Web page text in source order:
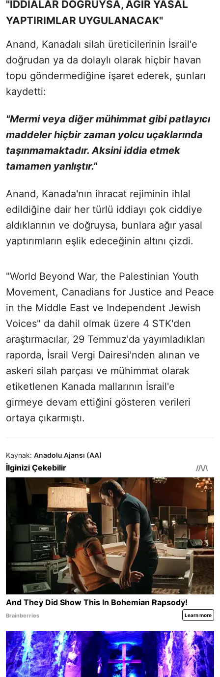
"İDDİALAR DOĞRUYSA, AĞIR YASAL
YAPTIRIMLAR UYGULANACAK"
Anand, Kanadalı silah üreticilerinin İsrail'e
doğrudan ya da dolaylı olarak hiçbir havan
topu göndermediğine işaret ederek, şunları
kaydetti:
"Mermi veya diğer mühimmat gibi patlayıcı
maddeler hiçbir zaman yolcu uçaklarında
taşınmamaktadır. Aksini iddia etmek
tamamen yanlıştır."
Anand, Kanada'nın ihracat rejiminin ihlal
edildiğine dair her türlü iddiayı çok ciddiye
aldıklarının ve doğruysa, bunlara ağır yasal
yaptırımların eşlik edeceğinin altını çizdi.
"World Beyond War, the Palestinian Youth
Movement, Canadians for Justice and Peace
in the Middle East ve Independent Jewish
Voices" da dahil olmak üzere 4 STK'den
araştırmacılar, 29 Temmuz'da yayımladıkları
raporda, İsrail Vergi Dairesi'nden alınan ve
askeri silah parçası ve mühimmat olarak
etiketlenen Kanada mallarının İsrail'e
girmeye devam ettiğini gösteren verileri
ortaya çıkarmıştı.
Kaynak: Anadolu Ajansı (AA)